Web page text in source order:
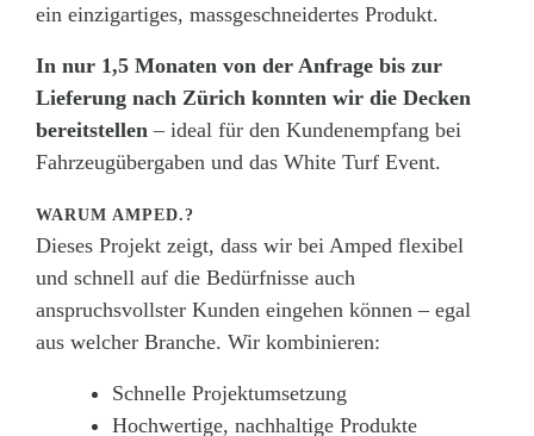
ein einzigartiges, massgeschneidertes Produkt.
In nur 1,5 Monaten von der Anfrage bis zur
Lieferung nach Zürich konnten wir die Decken
bereitstellen – ideal für den Kundenempfang bei
Fahrzeugübergaben und das White Turf Event.
WARUM AMPED.?
Dieses Projekt zeigt, dass wir bei Amped flexibel
und schnell auf die Bedürfnisse auch
anspruchsvollster Kunden eingehen können – egal
aus welcher Branche. Wir kombinieren:
Schnelle Projektumsetzung
Hochwertige, nachhaltige Produkte